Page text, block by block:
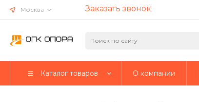
Москва Заказать звонок
Каталог товаров О компании